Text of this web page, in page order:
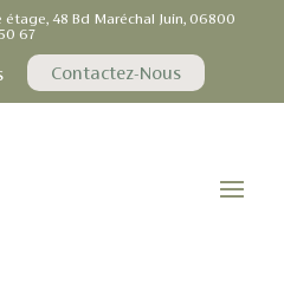
étage, 48 Bd Maréchal Juin, 06800
67
Contactez-Nous